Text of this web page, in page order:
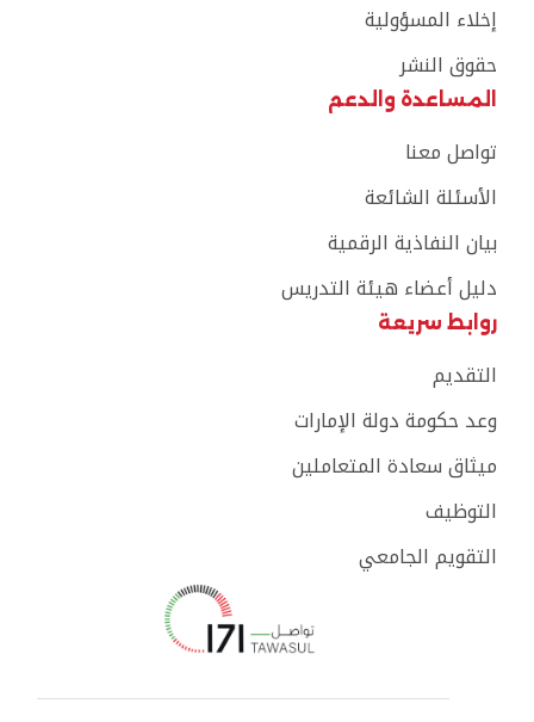
إخلاء المسؤولية
حقوق النشر
المساعدة والدعم
تواصل معنا
الأسئلة الشائعة
بيان النفاذية الرقمية
دليل أعضاء هيئة التدريس
روابط سريعة
التقديم
وعد حكومة دولة الإمارات
ميثاق سعادة المتعاملين
التوظيف
التقويم الجامعي